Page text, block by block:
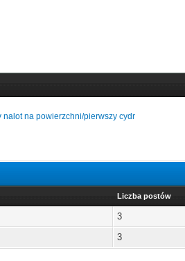
nalot na powierzchni/pierwszy cydr
Liczba postów
3
3